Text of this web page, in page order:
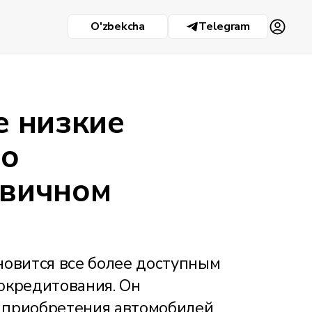
O'zbekcha Telegram
низкие
все более доступным
Он